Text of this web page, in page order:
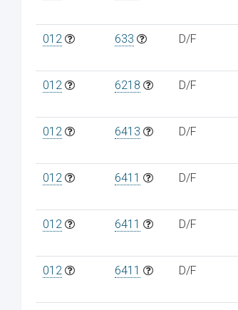
012 633 D/F
012 6218 D/F
012 6413 D/F
012 6411 D/F
012 6411 D/F
012 6411 D/F